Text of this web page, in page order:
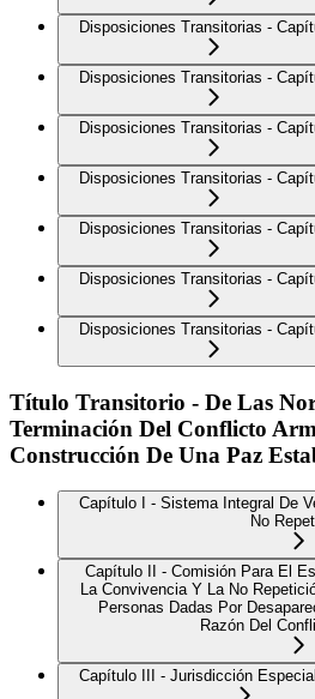
Disposiciones Transitorias -
Disposiciones Transitorias -
Disposiciones Transitorias -
Disposiciones Transitorias -
Disposiciones Transitorias -
Disposiciones Transitorias -
Disposiciones Transitorias -
Título Transitorio - De Las
Terminación Del Conflicto
Construcción De Una Paz
Capítulo I - Sistema Integral De
No
Capítulo II - Comisión Para El
La Convivencia Y La No
Personas Dadas Por
Razón Del
Capítulo III - Jurisdicción